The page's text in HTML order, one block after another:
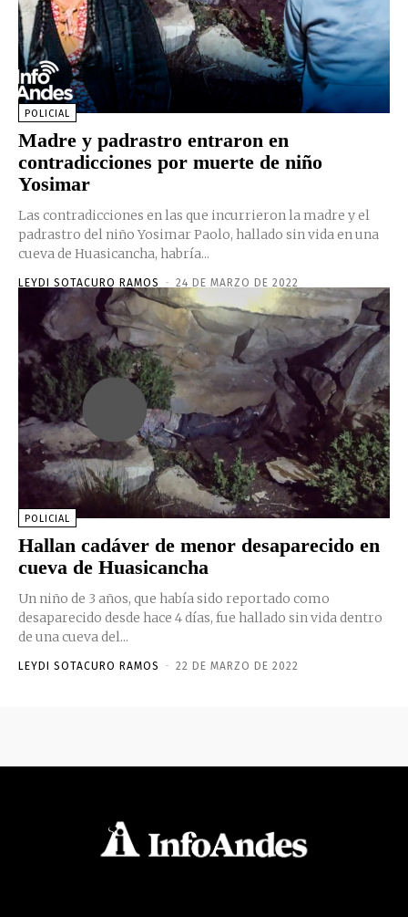
POLICIAL
Madre y padrastro entraron en
contradicciones por muerte de niño
Yosimar
Las contradicciones en las que incurrieron la madre y el
padrastro del niño Yosimar Paolo, hallado sin vida en una
cueva de Huasicancha, habría...
LEYDI SOTACURO RAMOS - 24 DE MARZO DE 2022
POLICIAL
Hallan cadáver de menor desaparecido en
cueva de Huasicancha
Un niño de 3 años, que había sido reportado como
desaparecido desde hace 4 días, fue hallado sin vida dentro
de una cueva del...
LEYDI SOTACURO RAMOS - 22 DE MARZO DE 2022